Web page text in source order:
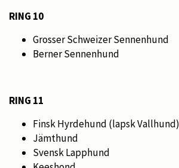
RING 10
Grosser Schweizer Sennenhund
Berner Sennenhund
RING 11
Finsk Hyrdehund (lapsk Vallhund)
Jämthund
Svensk Lapphund